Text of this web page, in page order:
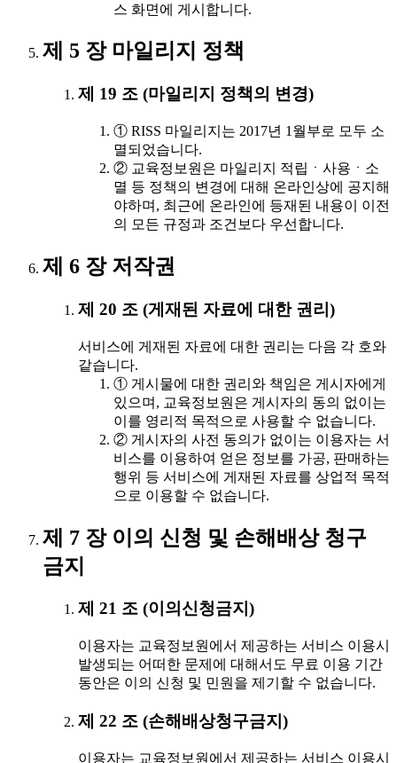
스 화면에 게시합니다.
제 5 장 마일리지 정책
제 19 조 (마일리지 정책의 변경)
① RISS 마일리지는 2017년 1월부로 모두 소
멸되었습니다.
② 교육정보원은 마일리지 적립ㆍ사용ㆍ소
멸 등 정책의 변경에 대해 온라인상에 공지해
야하며, 최근에 온라인에 등재된 내용이 이전
의 모든 규정과 조건보다 우선합니다.
제 6 장 저작권
제 20 조 (게재된 자료에 대한 권리)
서비스에 게재된 자료에 대한 권리는 다음 각 호와
같습니다.
① 게시물에 대한 권리와 책임은 게시자에게
있으며, 교육정보원은 게시자의 동의 없이는
이를 영리적 목적으로 사용할 수 없습니다.
② 게시자의 사전 동의가 없이는 이용자는 서
비스를 이용하여 얻은 정보를 가공, 판매하는
행위 등 서비스에 게재된 자료를 상업적 목적
으로 이용할 수 없습니다.
제 7 장 이의 신청 및 손해배상 청구
금지
제 21 조 (이의신청금지)
이용자는 교육정보원에서 제공하는 서비스 이용시
발생되는 어떠한 문제에 대해서도 무료 이용 기간
동안은 이의 신청 및 민원을 제기할 수 없습니다.
제 22 조 (손해배상청구금지)
이용자는 교육정보원에서 제공하는 서비스 이용시